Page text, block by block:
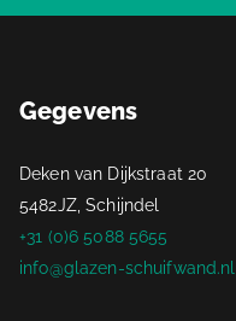
Gegevens
Deken van Dijkstraat 20
5482JZ, Schijndel
+31 (0)6 5088 5655
info@glazen-schuifwand.nl